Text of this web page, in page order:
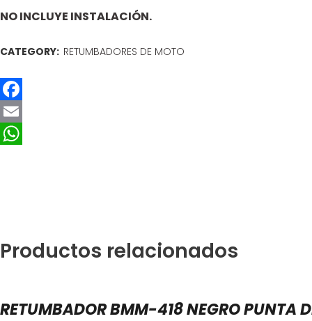
NO INCLUYE INSTALACIÓN.
CATEGORY: RETUMBADORES DE MOTO
Facebook
Email
Productos relacionados
RETUMBADOR BMM-418 NEGRO PUNTA